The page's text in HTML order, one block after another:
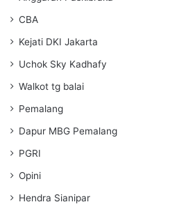
CBA
Kejati DKI Jakarta
Uchok Sky Kadhafy
Walkot tg balai
Pemalang
Dapur MBG Pemalang
PGRI
Opini
Hendra Sianipar